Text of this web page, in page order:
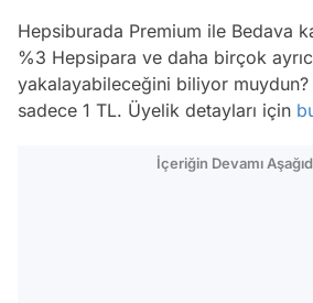
Hepsiburada Premium ile Bedava
%3 Hepsipara ve daha birçok
yakalayabileceğini biliyor
sadece 1 TL. Üyelik detayları için
İçeriğin Devamı